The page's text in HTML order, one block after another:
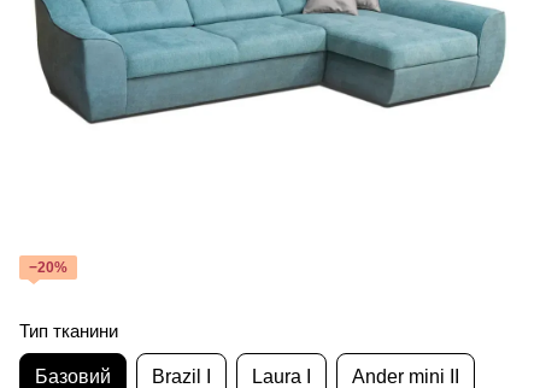
−20%
Тип тканини
Базовий Brazil I Laura I Ander mini II